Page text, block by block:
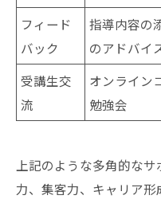
フィード
バック
指導内容の
のアドバイ
受講生交
流
オンライン
勉強会
上記のような多角的な
力、集客力、キャリア形